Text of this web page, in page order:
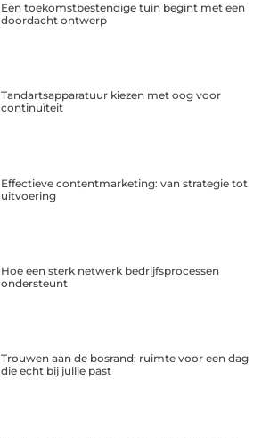
Een toekomstbestendige tuin begint met een
doordacht ontwerp
Tandartsapparatuur kiezen met oog voor
continuïteit
Effectieve contentmarketing: van strategie tot
uitvoering
Hoe een sterk netwerk bedrijfsprocessen
ondersteunt
Trouwen aan de bosrand: ruimte voor een dag
die echt bij jullie past